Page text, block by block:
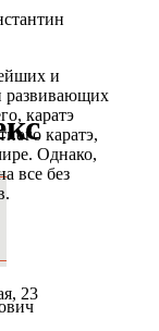
и
развивающих
каратэ
каратэ,
Однако,
все без
23